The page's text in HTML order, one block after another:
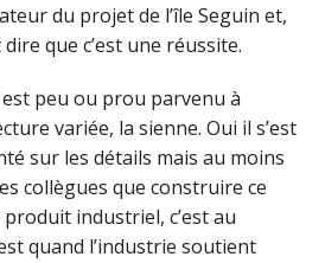
du projet de l’île Seguin et,
que c’est une réussite.
peu ou prou parvenu à
variée, la sienne. Oui il s’est
sur les détails mais au moins
collègues que construire ce
industriel, c’est au
quand l’industrie soutient